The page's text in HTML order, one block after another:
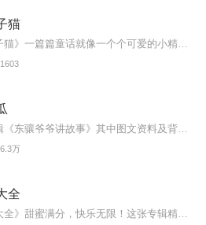
猫
1603
6.3万
全